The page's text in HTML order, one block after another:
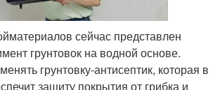
сейчас представлен
грунтовок на водной основе.
грунтовку-антисептик, которая в
защиту покрытия от грибка и